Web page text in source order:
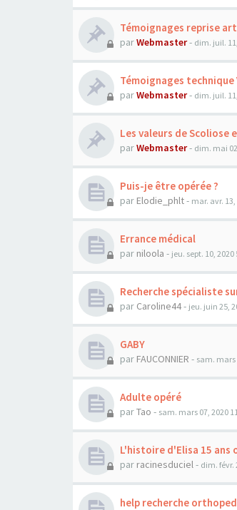
Témoignages reprise
parWebmaster- dim. juil.
Témoignages technique
parWebmaster- dim. juil.
Les valeurs de Scoliose
parWebmaster- dim. mai
Puis-je être opérée ?
par Elodie_phlt- mar. avr.
Errance médical
par niloola - jeu. sept. 10, 2020
Recherche spécialiste
par Caroline44- jeu. juin 25,
GABY
par FAUCONNIER - sam. mars
Adulte opéré
parTao - sam. mars 07, 2020
L'histoire d'Elisa 15 ans
par racinesduciel- dim. févr.
help recherche